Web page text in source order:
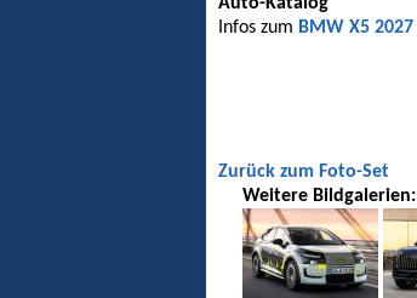
Infos zum BMW X5 2027
Zurück zum Foto-Set
Weitere Bildgalerien: